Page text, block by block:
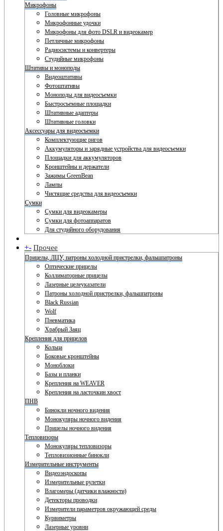
Микрофоны
Головные микрофоны
Микрофонные удочки
Микрофоны для фото DSLR и видеокамер
Петличные микрофоны
Радиосистемы и конвертеры
Студийные микрофоны
Штативы и моноподы
Видеоштативы
Фотоштативы
Моноподы для видеосъемки
Быстросъемные площадки
Штативные адаптеры
Штативные головки
Аксессуары для видеосъемки
Комплектующие ригов
Аккумуляторы и зарядные устройства для видеосъемки
Площадки для аккумуляторов
Кронштейны и держатели
Зажимы GreenBean
Лампы
Чистящие средства для видеосъемки
Сумки
Сумки для видеокамеры
Сумки для фотоаппаратов
Для студийного оборудования
+- Прочее
Прицелы, ЛЦУ, патроны холодной пристрелки, фальшпатроны
Оптические прицелы
Коллиматорные прицелы
Лазерные целеуказатели
Патроны холодной пристрелки, фальшпатроны
Black Russian
Wolf
Пневматика
Храбрый Заяц
Крепления для прицелов
Кольца
Боковые кронштейны
Моноблоки
Базы и планки
Крепления на WEAVER
Крепления на ласточкин хвост
ПНВ
Бинокли ночного видения
Монокуляры ночного видения
Прицелы ночного видения
Тепловизоры
Монокуляры тепловизоры
Тепловизионные бинокли
Измерительные инструменты
Видеоэндоскопы
Измерительные рулетки
Влагомеры (датчики влажности)
Детекторы проводки
Измерители параметров окружающей среды
Курвиметры
Лазерные уровни